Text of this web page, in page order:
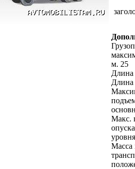
м. 25
Длина
Длина
Макс.
Масса